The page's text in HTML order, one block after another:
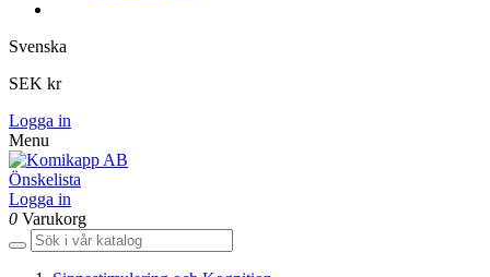
Svenska
SEK kr
Logga in
Menu
Önskelista
Logga in
0 Varukorg